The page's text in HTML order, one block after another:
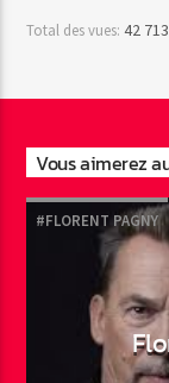
Total des vues:42 713
Vous aimerez
#FLORENT PAGNY